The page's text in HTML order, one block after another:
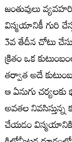
జంతువులు
విస్మయానికీ గురి
3వ తేదీన చోటు
క్రితం ఒక
తర్వాత అదే
ఆ ఏనుగు
అవతల నివసిస్తున్న
చేయడం విస్మయానికి